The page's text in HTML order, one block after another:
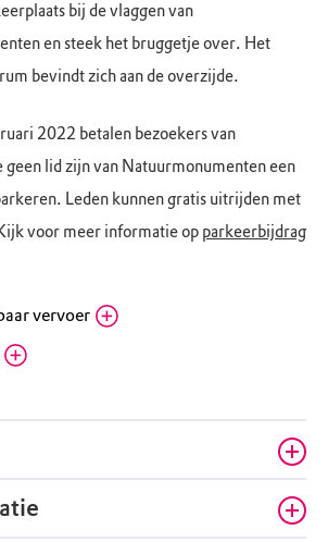
10.00 - 17.00
10.00 - 17.00
bij de vlaggen van
en steek het bruggetje over. Het
bevindt zich aan de overzijde.
2022 betalen bezoekers van
geen lid zijn van Natuurmonumenten een
Leden kunnen gratis uitrijden met
voor meer informatie op parkeerbijdrag
vervoer
Klapbrug ’s-Graveland (106
Gooi en Vechtstreek: Volg
kruising Noordereinde. Het
bevindt zich na 250 meter
54b, 1243JJ 's-Graveland (NH)
Café-restaurant